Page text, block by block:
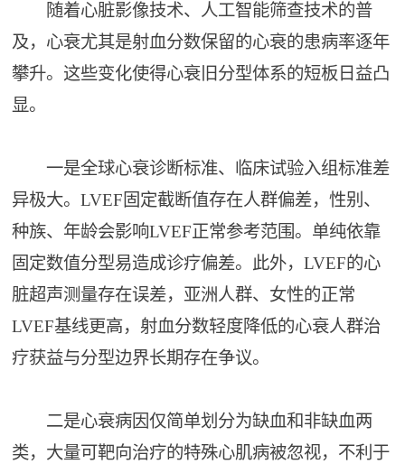
随着心脏影像技术、人工智能筛查技术的普
及，心衰尤其是射血分数保留的心衰的患病率逐年
攀升。这些变化使得心衰旧分型体系的短板日益凸
显。
一是全球心衰诊断标准、临床试验入组标准差
异极大。LVEF固定截断值存在人群偏差，性别、
种族、年龄会影响LVEF正常参考范围。单纯依靠
固定数值分型易造成诊疗偏差。此外，LVEF的心
脏超声测量存在误差，亚洲人群、女性的正常
LVEF基线更高，射血分数轻度降低的心衰人群治
疗获益与分型边界长期存在争议。
二是心衰病因仅简单划分为缺血和非缺血两
类，大量可靶向治疗的特殊心肌病被忽视，不利于